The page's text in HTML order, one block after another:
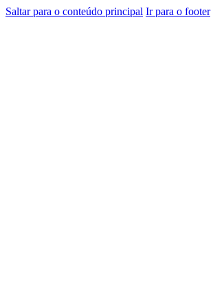
Saltar para o conteúdo principal Ir para o footer